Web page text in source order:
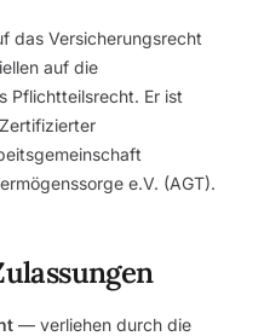
das Versicherungsrecht
auf die
Pflichtteilsrecht. Er ist
e.V. (AGT).
— verliehen durch die